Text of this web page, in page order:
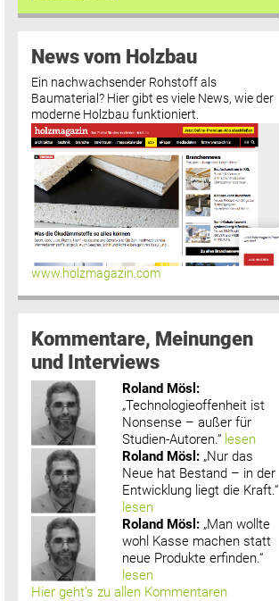
News vom Holzbau
Ein nachwachsender Rohstoff als
Baumaterial? Hier gibt es viele News, wie der
moderne Holzbau funktioniert.
www.holzmagazin.com
Kommentare, Meinungen
und Interviews
Roland Mösl :
„Technologieoffenheit ist
Nonsense – außer für
Studien-Autoren.“ lesen
Roland Mösl : „Nur das
Neue hat Bestand – in der
Entwicklung liegt die Kraft.“
lesen
Roland Mösl : „Man wollte
wohl Kasse machen statt
neue Produkte erfinden.“
lesen
Hier geht’s zu allen Kommentaren